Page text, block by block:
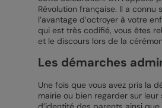
Révolution française. Il a
l’avantage d’octroyer à votre
qui est très codifié, vous êtes
et le discours lors de la
Les démarches
Une fois que vous avez pris la
mairie ou bien regarder sur